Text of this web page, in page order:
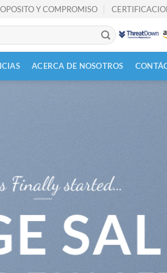
Y COMPROMISO
ACERCA DE NOSOTROS
Finally started…